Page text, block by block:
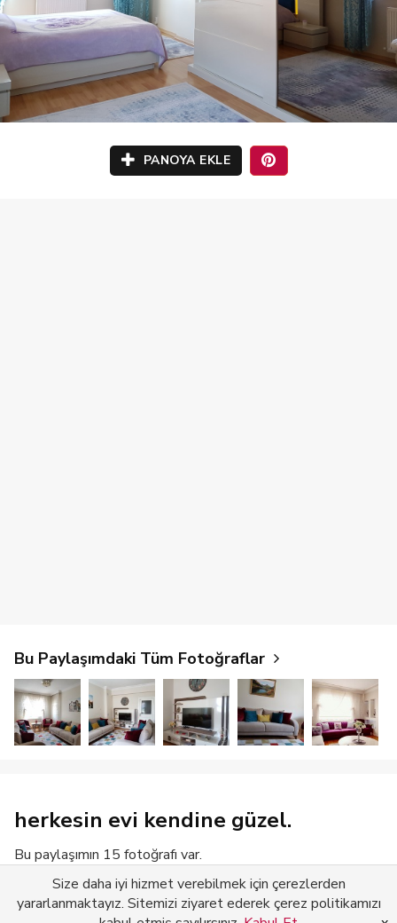
PANOYA EKLE
Bu Paylaşımdaki Tüm Fotoğraflar
herkesin evi kendine güzel.
Bu paylaşımın 15 fotoğrafı var.
Devamını Gör
Size daha iyi hizmet verebilmek için çerezlerden
yararlanmaktayız. Sitemizi ziyaret ederek çerez politikamızı